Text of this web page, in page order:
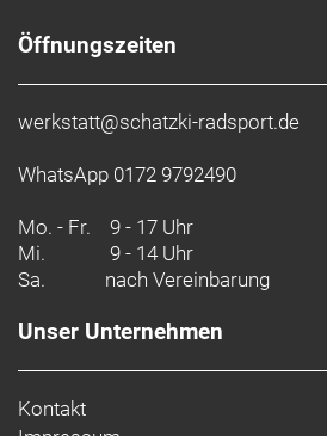
Öffnungszeiten
werkstatt@schatzki-radsport.de
WhatsApp 0172 9792490
Mo. - Fr. 9 - 17 Uhr
Mi.
9 - 14 Uhr
Sa.
nach Vereinbarung
Unser Unternehmen
Kontakt